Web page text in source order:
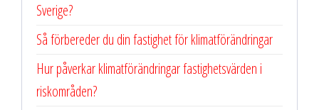
Sverige?
Så förbereder du din fastighet för klimatförändringar
Hur påverkar klimatförändringar fastighetsvärden i
riskområden?